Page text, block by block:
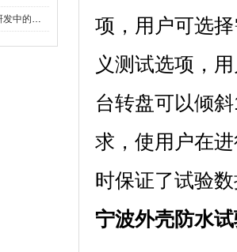
整车环境试验舱在汽车研发中的作用
项，用户
义测试选项
台转盘可以倾斜
求，使用户在
时保证了试验数
宁波外壳防水